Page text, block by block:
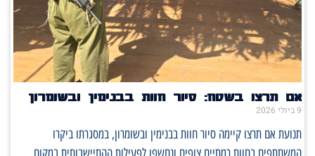
אם תרצו בשטח: סיור חוות בבנימין ובשומרון
9 ביולי 2026
תנועת אם תרצו קיימה סיור חוות בבנימין ובשומרון, במסגרתו ביקרו